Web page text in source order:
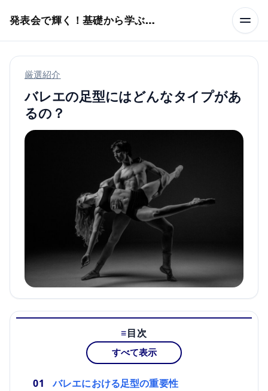
発表会で輝く！基礎から学ぶバレエ術
厳選紹介
バレエの足型にはどんなタイプがあ
るの？
目次
すべて表示
バレエにおける足型の重要性